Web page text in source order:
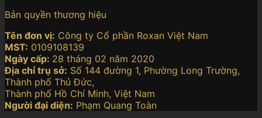
Bản quyền thương hiệu
Tên đơn vị: Công ty Cổ phần Roxan Việt Nam
MST: 0109108139
Ngày cấp: 28 tháng 02 năm 2020
Địa chỉ trụ sở: Số 144 đường 1, Phường Long Trường,
Thành phố Thủ Đức,
Thành phố Hồ Chí Minh, Việt Nam
Người đại diện: Phạm Quang Toàn